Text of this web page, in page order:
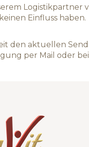
Logistikpartner
Einfluss haben.
den aktuellen
per Mail oder